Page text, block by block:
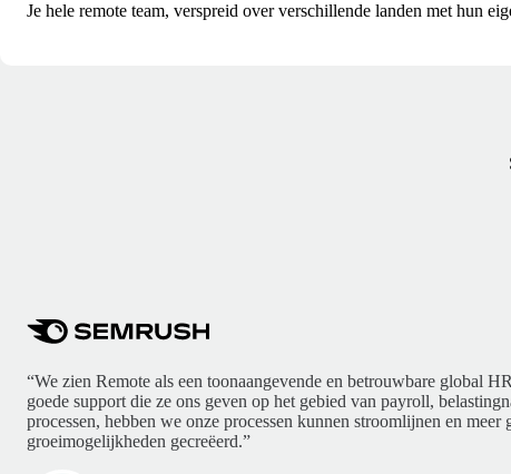
Je hele remote team, verspreid over verschillende landen met hun
“We zien Remote als een toonaangevende en betrouwbare global
goede support die ze ons geven op het gebied van payroll,
processen, hebben we onze processen kunnen stroomlijnen en meer
groeimogelijkheden gecreëerd.”